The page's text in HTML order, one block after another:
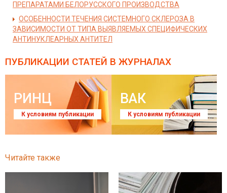
ПРЕПАРАТАМИ БЕЛОРУССКОГО ПРОИЗВОДСТВА
ОСОБЕННОСТИ ТЕЧЕНИЯ СИСТЕМНОГО СКЛЕРОЗА В
ЗАВИСИМОСТИ ОТ ТИПА ВЫЯВЛЯЕМЫХ СПЕЦИФИЧЕСКИХ
АНТИНУКЛЕАРНЫХ АНТИТЕЛ
ПУБЛИКАЦИИ СТАТЕЙ В ЖУРНАЛАХ
РИНЦ
К условиям публикации
ВАК
К условиям публикации
Читайте также